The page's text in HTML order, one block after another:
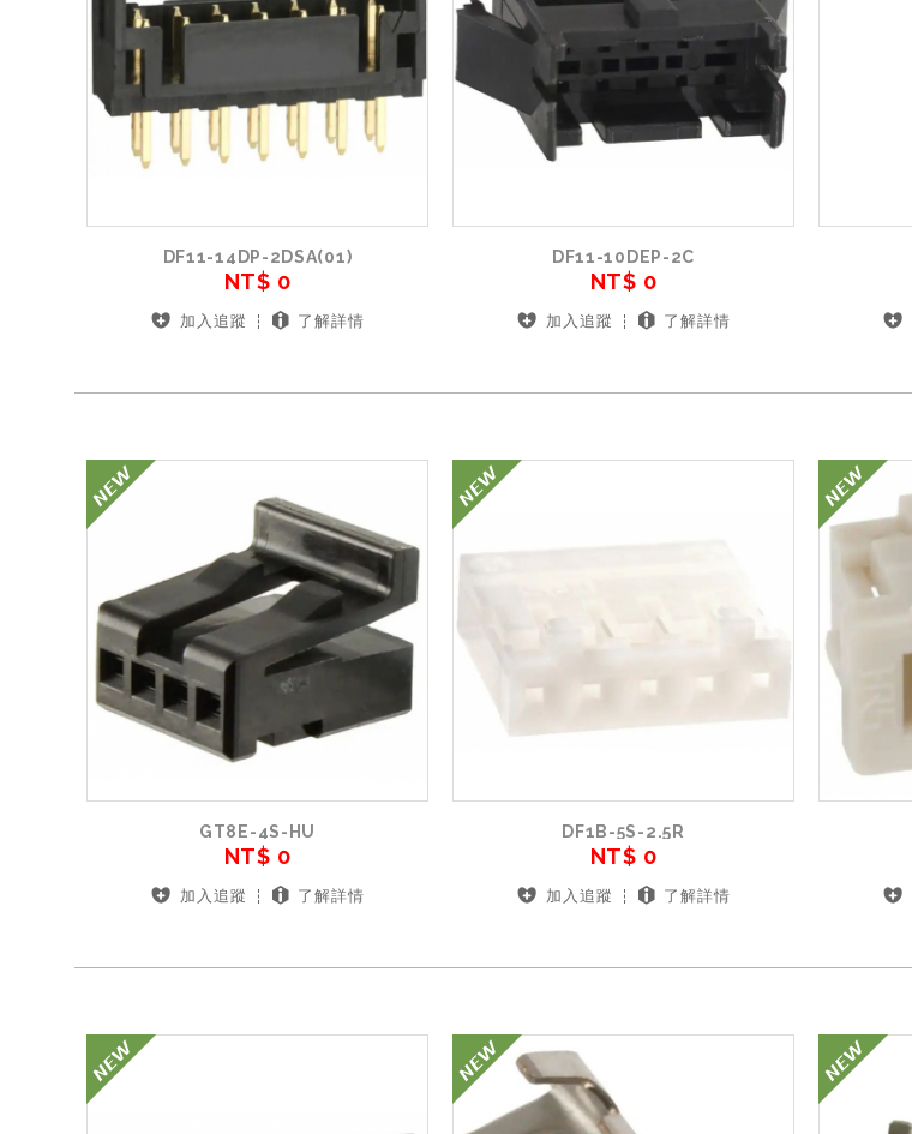
DF11-14DP-2DSA(01)
NT$ 0
加入追蹤 了解詳情
DF11-10DEP-2C
NT$ 0
加入追蹤 了解詳情
GT8E-4S-HU
NT$ 0
加入追蹤 了解詳情
DF1B-5S-2.5R
NT$ 0
加入追蹤 了解詳情